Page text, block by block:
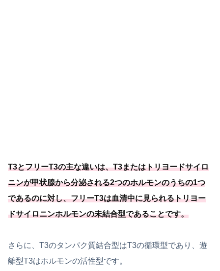
T3とフリーT3の主な違いは、T3またはトリヨードサイロ
ニンが甲状腺から分泌される2つのホルモンのうちの1つ
であるのに対し、フリーT3は血清中に見られるトリヨー
ドサイロニンホルモンの未結合型であることです。
さらに、T3のタンパク質結合型はT3の循環型であり、遊
離型T3はホルモンの活性型です。